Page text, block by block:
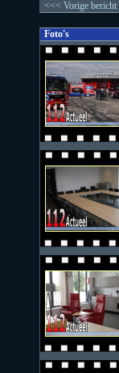
<<< Vorige bericht
Foto's